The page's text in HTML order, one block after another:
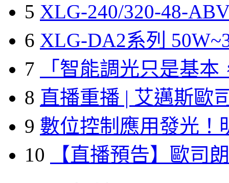
5 XLG-240/320-48-
6 XLG-DA2系列
7
「智能調光只是基本
8 直播重播 | 艾邁斯歐
9 數位控制應用發光！
10
【直播預告】歐司